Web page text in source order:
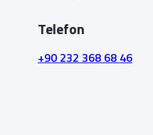
Telefon
+90 232 368 68 46